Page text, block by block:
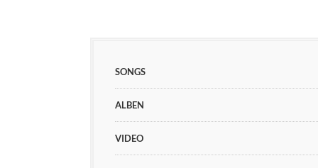
SONGS
ALBEN
VIDEO